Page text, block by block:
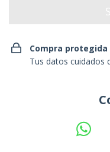
Compra protegida
Tus datos cuidados